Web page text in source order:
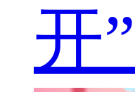
开”